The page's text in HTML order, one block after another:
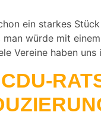
ein starkes
man würde mit
Vereine haben